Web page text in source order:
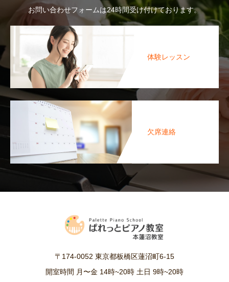
お問い合わせフォームは24時間受け付けております。
体験レッスン
欠席連絡
〒174-0052 東京都板橋区蓮沼町6-15
開室時間 月〜金 14時~20時 土日 9時~20時